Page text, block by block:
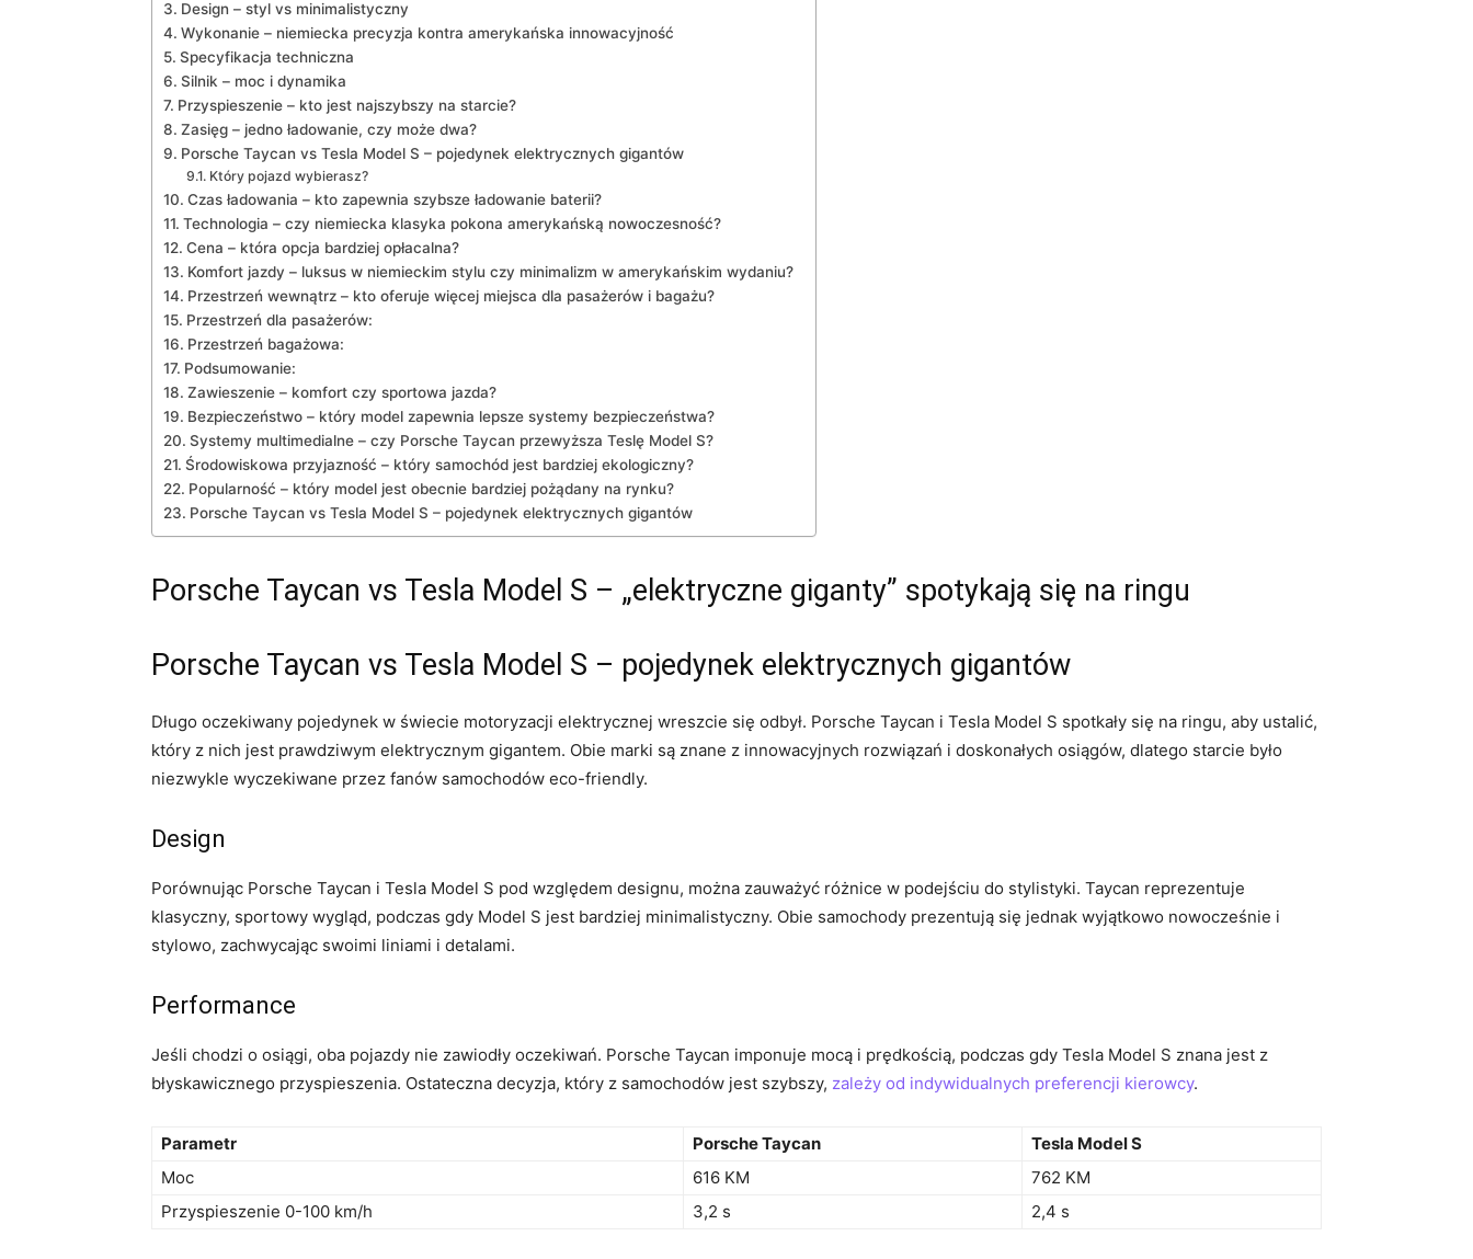
Design – styl vs minimalistyczny
Wykonanie – niemiecka precyzja⁤ kontra amerykańska innowacyjność
Specyfikacja techniczna
Silnik – moc i dynamika
Przyspieszenie – kto jest najszybszy na starcie?
Zasięg – jedno ładowanie, czy może dwa?
Porsche Taycan vs​ Tesla Model S – pojedynek ‌elektrycznych gigantów
Który‌ pojazd wybierasz?
Czas ładowania – kto zapewnia ‍szybsze ładowanie ⁣baterii?
Technologia – czy ​niemiecka klasyka ⁣pokona amerykańską nowoczesność?
Cena – ​która opcja bardziej opłacalna?
Komfort jazdy ‍– luksus w niemieckim stylu czy ⁣minimalizm w amerykańskim wydaniu?
Przestrzeń wewnątrz​ – kto oferuje więcej miejsca dla pasażerów i bagażu?
Przestrzeń dla pasażerów:
Przestrzeń bagażowa:
Podsumowanie:
Zawieszenie – komfort ​czy sportowa jazda?
Bezpieczeństwo – który model zapewnia ⁤lepsze‌ systemy bezpieczeństwa?
Systemy multimedialne – czy Porsche Taycan przewyższa Teslę Model S?
Środowiskowa przyjazność​ – który samochód jest bardziej ekologiczny?
Popularność – który model jest obecnie bardziej pożądany na rynku?
Porsche Taycan vs Tesla Model S – pojedynek⁣ elektrycznych ​gigantów
Porsche Taycan vs Tesla Model ​S – „elektryczne⁤ giganty” spotykają się na ringu
Porsche Taycan vs Tesla⁣ Model S – pojedynek elektrycznych⁢ gigantów
Długo ‍oczekiwany pojedynek w świecie ⁤motoryzacji elektrycznej wreszcie się odbył. Porsche Taycan i Tesla⁣ Model S spotkały się na ringu,⁤ aby ustalić,
który z nich jest prawdziwym elektrycznym gigantem. Obie marki są ​znane z innowacyjnych rozwiązań i doskonałych osiągów, dlatego starcie było
niezwykle wyczekiwane​ przez fanów samochodów eco-friendly.
Design
Porównując Porsche Taycan i Tesla Model S pod względem designu, można zauważyć różnice w podejściu do stylistyki.‌ Taycan⁢ reprezentuje
klasyczny, sportowy wygląd, podczas gdy Model S jest bardziej minimalistyczny. Obie ‍samochody prezentują się jednak wyjątkowo nowocześnie i
stylowo, zachwycając swoimi liniami i detalami.
Performance
Jeśli chodzi o‍ osiągi, oba pojazdy nie zawiodły oczekiwań.⁣ Porsche Taycan imponuje mocą i prędkością, podczas gdy Tesla Model S znana jest z
‌błyskawicznego przyspieszenia. Ostateczna decyzja, który z samochodów jest szybszy, zależy od indywidualnych preferencji kierowcy.
Parametr Porsche Taycan
Tesla Model S
Moc
616 ‍KM
762 KM
Przyspieszenie ⁣0-100 km/h
3,2⁤ s 2,4 s